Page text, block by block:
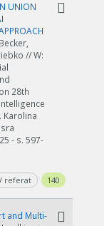
UNION
// W:
28th
Karolina
- s. 597-
referat 140
and Multi-